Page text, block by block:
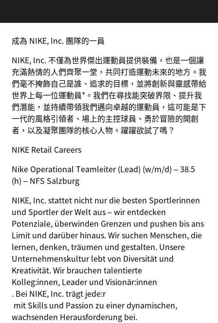
成為 NIKE, Inc. 團隊的一員
NIKE, Inc. 不僅為世界傑出運動員提供裝備，也是一個讓
充滿熱情的人們齊聚一堂，共同打造運動未來的地方。我
們毫不掩飾自己是誰、追求的目標，並將創新與靈感帶給
世界上每一位運動員*。我們在尋找能突破界限、提升我
們潛能，並持續帶領我們邁向卓越的運動員，這可能是下
一代的風格引領者、場上的主控球員、勇於冒險的開創
者，以及凝聚團隊的核心人物。躍躍欲試了嗎？
NIKE Retail Careers
Nike Operational Teamleiter (Lead) (w/m/d) – 38.5
(h) – NFS Salzburg
NIKE, Inc. stattet nicht nur die besten Sportlerinnen
und Sportler der Welt aus – wir entdecken
Potenziale, überwinden Grenzen und pushen bis ans
Limit und darüber hinaus. Wir suchen Menschen, die
lernen, denken, träumen und gestalten. Unsere
Unternehmenskultur lebt von Diversität und
Kreativität. Wir brauchen talentierte
Kolleg:innen, Leader und Visionär:innen
. Bei NIKE, Inc. trägt jede:r
mit Skills und Passion zu einer dynamischen,
wachsenden Herausforderung bei.